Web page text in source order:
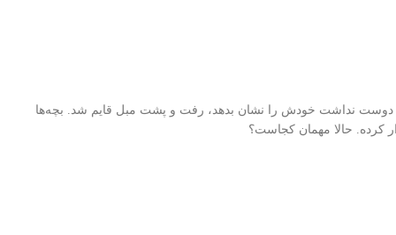
و دوست نداشت خودش را نشان بدهد، رفت و پشت مبل قایم شد. بچه‌ها
کرده. حالا مهمان کجاست؟